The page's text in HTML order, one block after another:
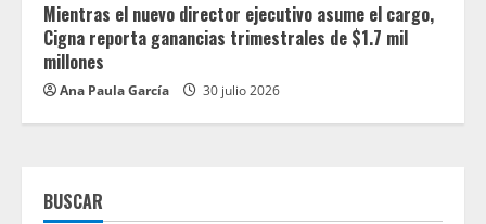
Mientras el nuevo director ejecutivo asume el cargo,
Cigna reporta ganancias trimestrales de $1.7 mil
millones
Ana Paula García 30 julio 2026
BUSCAR